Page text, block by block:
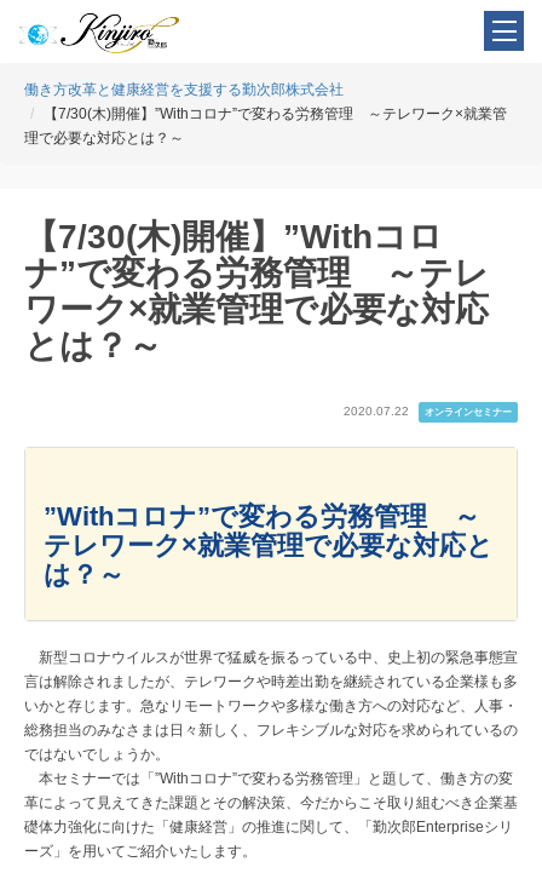
働き方改革と健康経営を支援する勤次郎株式会社
【7/30(木)開催】”Withコロナ”で変わる労務管理 ～テレワーク×就業管
理で必要な対応とは？～
【7/30(木)開催】”Withコロ
ナ”で変わる労務管理 ～テレ
ワーク×就業管理で必要な対応
とは？～
2020.07.22 オンラインセミナー
”Withコロナ”で変わる労務管理 ～
テレワーク×就業管理で必要な対応と
は？～
新型コロナウイルスが世界で猛威を振るっている中、史上初の緊急事態宣
言は解除されましたが、テレワークや時差出勤を継続されている企業様も多
いかと存じます。急なリモートワークや多様な働き方への対応など、人事・
総務担当のみなさまは日々新しく、フレキシブルな対応を求められているの
ではないでしょうか。
本セミナーでは「”Withコロナ”で変わる労務管理」と題して、働き方の変
革によって見えてきた課題とその解決策、今だからこそ取り組むべき企業基
礎体力強化に向けた「健康経営」の推進に関して、「勤次郎Enterpriseシリ
ーズ」を用いてご紹介いたします。